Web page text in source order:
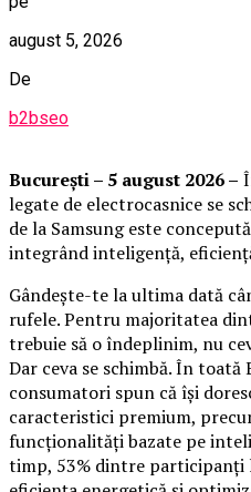
august 5, 2026
De
b2bseo
București – 5 august 2026 –
legate de electrocasnice se
de la Samsung este
integrând inteligență,
Gândește-te la ultima dată
rufele. Pentru majoritatea
trebuie să o îndeplinim, nu
Dar ceva se schimbă. În
consumatori spun că își
caracteristici premium,
funcționalități bazate pe
timp, 53% dintre participanți